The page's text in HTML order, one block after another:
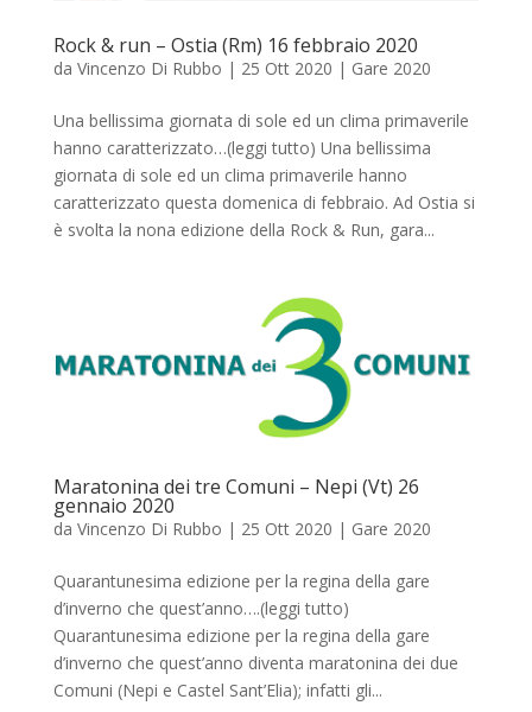
Rock & run – Ostia (Rm) 16 febbraio 2020
da Vincenzo Di Rubbo | 25 Ott 2020 | Gare 2020
Una bellissima giornata di sole ed un clima primaverile
hanno caratterizzato…(leggi tutto) Una bellissima
giornata di sole ed un clima primaverile hanno
caratterizzato questa domenica di febbraio. Ad Ostia si
è svolta la nona edizione della Rock & Run, gara...
Maratonina dei tre Comuni – Nepi (Vt) 26
gennaio 2020
da Vincenzo Di Rubbo | 25 Ott 2020 | Gare 2020
Quarantunesima edizione per la regina della gare
d’inverno che quest’anno….(leggi tutto)
Quarantunesima edizione per la regina della gare
d’inverno che quest’anno diventa maratonina dei due
Comuni (Nepi e Castel Sant’Elia); infatti gli...